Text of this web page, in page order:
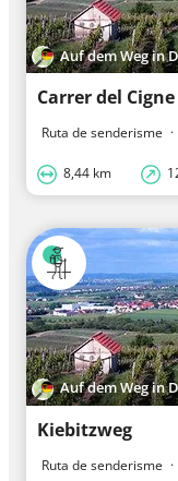
Auf dem Weg in
Carrer del Cigne
Ruta de senderisme ·
8,44 km
Auf dem Weg in
Kiebitzweg
Ruta de senderisme ·